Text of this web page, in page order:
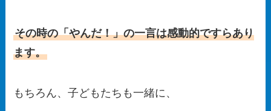
その時の「やんだ！」の一言は感動的ですらあり
ます。
もちろん、子どもたちも一緒に、